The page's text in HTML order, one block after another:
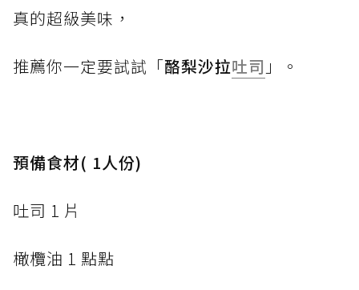
真的超級美味，
推薦你一定要試試「酪梨沙拉吐司 」。
預備食材( 1人份)
吐司 1 片
橄欖油 1 點點